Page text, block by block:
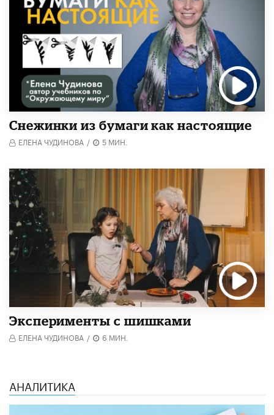
Снежинки из бумаги как настоящие
ЕЛЕНА ЧУДИНОВА / 5 МИН.
Эксперименты с шишками
ЕЛЕНА ЧУДИНОВА / 6 МИН.
АНАЛИТИКА